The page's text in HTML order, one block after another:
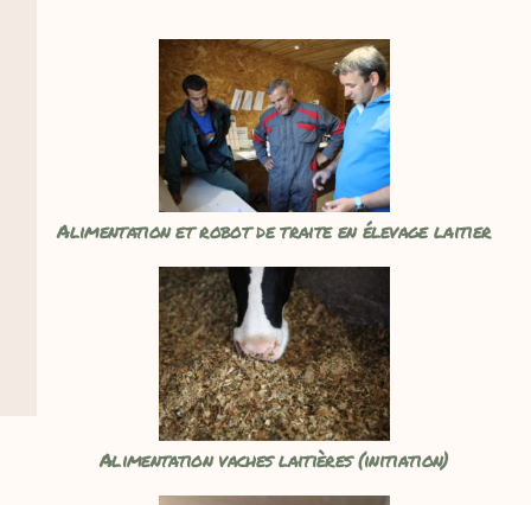
Alimentation et robot de traite en élevage laitier
Alimentation vaches laitières (initiation)